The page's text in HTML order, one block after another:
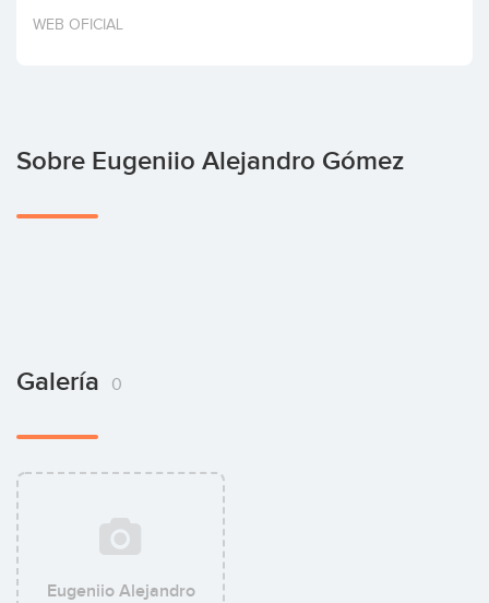
Invertir
WEB OFICIAL
Sobre Eugeniio Alejandro Gómez
Galería 0
Eugeniio Alejandro